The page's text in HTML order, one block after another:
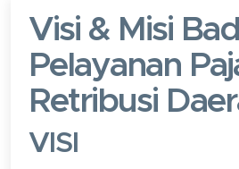
Visi & Misi
Pelayanan
Retribusi
VISI